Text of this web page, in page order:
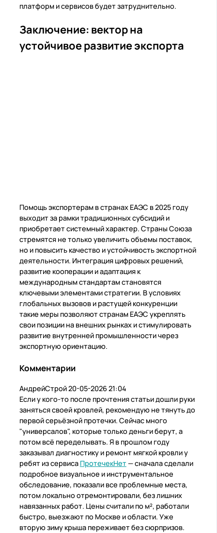
платформ и сервисов будет затруднительно.
Заключение: вектор на
устойчивое развитие экспорта
Помощь экспортерам в странах ЕАЭС в 2025 году
выходит за рамки традиционных субсидий и
приобретает системный характер. Страны Союза
стремятся не только увеличить объемы поставок,
но и повысить качество и устойчивость экспортной
деятельности. Интеграция цифровых решений,
развитие кооперации и адаптация к
международным стандартам становятся
ключевыми элементами стратегии. В условиях
глобальных вызовов и растущей конкуренции
такие меры позволяют странам ЕАЭС укреплять
свои позиции на внешних рынках и стимулировать
развитие внутренней промышленности через
экспортную ориентацию.
Комментарии
АндрейСтрой20-05-2026 21:04
Если у кого-то после прочтения статьи дошли руки
заняться своей кровлей, рекомендую не тянуть до
первой серьёзной протечки. Сейчас много
"универсалов", которые только деньги берут, а
потом всё переделывать. Я в прошлом году
заказывал диагностику и ремонт мягкой кровли у
ребят из сервиса ПротечекНет— сначала сделали
подробное визуальное и инструментальное
обследование, показали все проблемные места,
потом локально отремонтировали, без лишних
навязанных работ. Цены считали по м², работали
быстро, выезжают по Москве и области. Уже
вторую зиму крыша переживает без сюрпризов.